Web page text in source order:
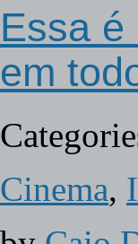
Essa é
em
Cinema,